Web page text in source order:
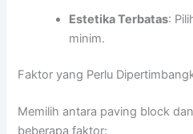
Estetika Terbatas:
minim.
Faktor yang Perlu
Memilih antara paving block
beberapa faktor: